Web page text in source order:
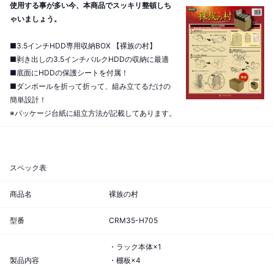
使用する事が多い今、本商品でスッキリ整頓しち
ゃいましょう。
■3.5インチHDD専用収納BOX 【裸族の村】
■剥き出しの3.5インチバルクHDDの収納に最適
■底面にHDDの保護シートを付属！
■ダンボールを折って折って、組み立てるだけの
簡単設計！
※パッケージ台紙に組立方法が記載してあります。
スペック表
商品名 裸族の村
型番 CRM35-H705
製品内容
・ラック本体×1
・棚板×4